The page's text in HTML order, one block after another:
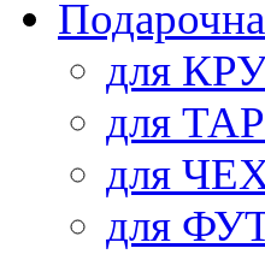
для
для
для
для